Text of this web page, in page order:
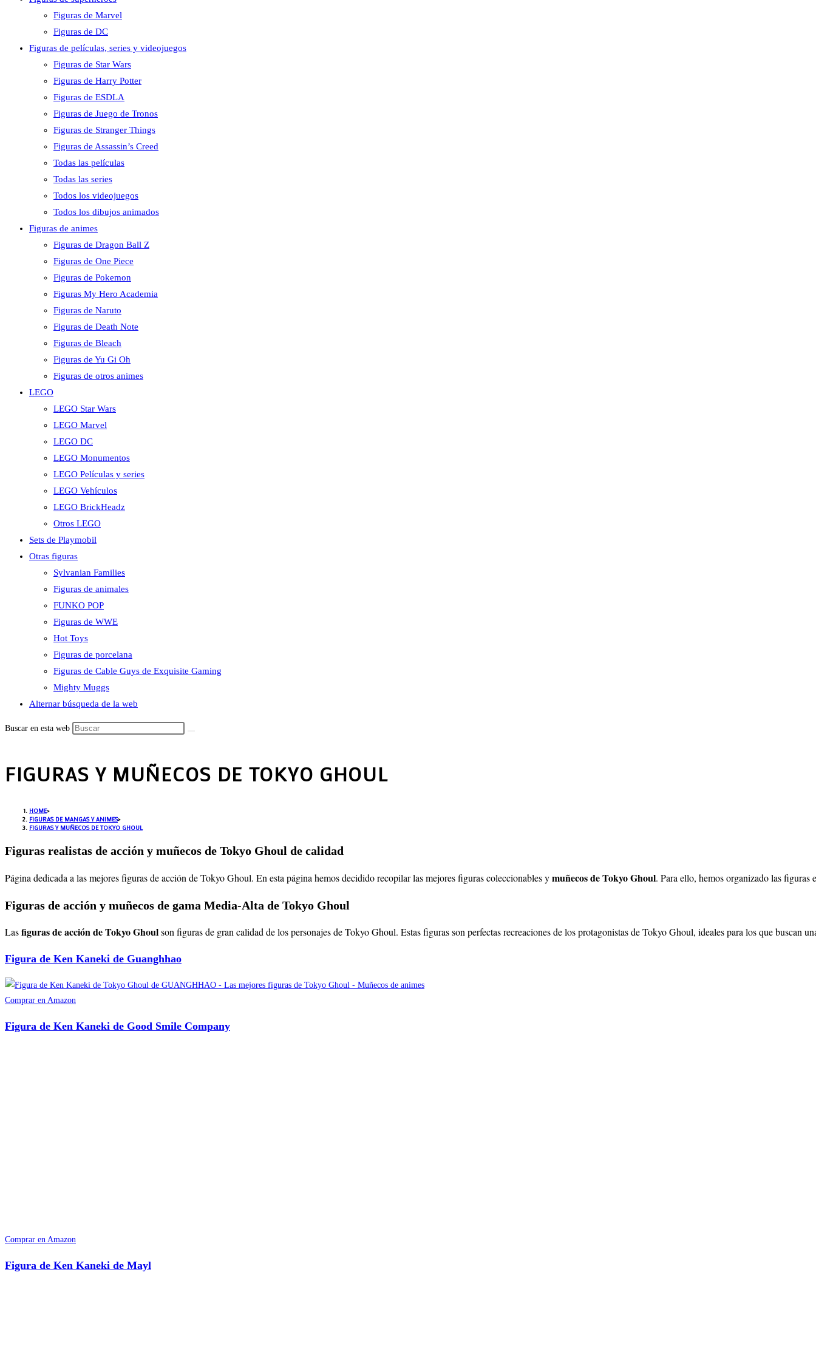
Figuras de Marvel
Figuras de DC
Figuras de películas, series y videojuegos
Figuras de Star Wars
Figuras de Harry Potter
Figuras de ESDLA
Figuras de Juego de Tronos
Figuras de Stranger Things
Figuras de Assassin’s Creed
Todas las películas
Todas las series
Todos los videojuegos
Todos los dibujos animados
Figuras de animes
Figuras de Dragon Ball Z
Figuras de One Piece
Figuras de Pokemon
Figuras My Hero Academia
Figuras de Naruto
Figuras de Death Note
Figuras de Bleach
Figuras de Yu Gi Oh
Figuras de otros animes
LEGO
LEGO Star Wars
LEGO Marvel
LEGO DC
LEGO Monumentos
LEGO Películas y series
LEGO Vehículos
LEGO BrickHeadz
Otros LEGO
Sets de Playmobil
Otras figuras
Sylvanian Families
Figuras de animales
FUNKO POP
Figuras de WWE
Hot Toys
Figuras de porcelana
Figuras de Cable Guys de Exquisite Gaming
Mighty Muggs
Alternar búsqueda de la web
Buscar en esta web
FIGURAS Y MUÑECOS DE TOKYO GHOUL
HOME>
FIGURAS DE MANGAS Y ANIMES>
FIGURAS Y MUÑECOS DE TOKYO GHOUL
Figuras realistas de acción y muñecos de Tokyo Ghoul de calidad
Página dedicada a las mejores figuras de acción de Tokyo Ghoul. En esta página hemos decidido recopilar las mejores figuras coleccionables ymuñecos de Tokyo Ghoul. Para ello, hemos organizado las figuras
Figuras de acción y muñecos de gama Media-Alta de Tokyo Ghoul
Lasfiguras de acción de Tokyo Ghoulson figuras de gran calidad de los personajes de Tokyo Ghoul. Estas figuras son perfectas recreaciones de los protagonistas de Tokyo Ghoul, ideales para los que
Figura de Ken Kaneki de Guanghhao
Comprar en Amazon
Figura de Ken Kaneki de Good Smile Company
Comprar en Amazon
Figura de Ken Kaneki de Mayl